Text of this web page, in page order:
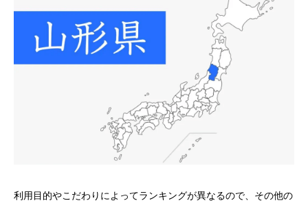
利用目的やこだわりによってランキングが異なるので、その他の